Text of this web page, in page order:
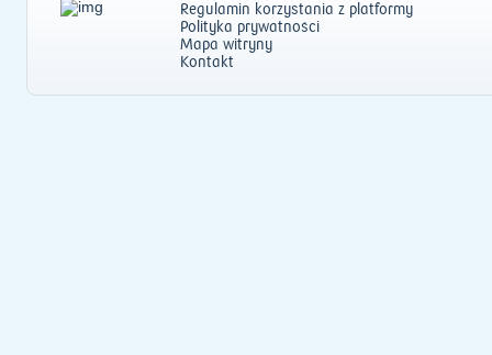
Regulamin korzystania z platformy
Polityka prywatności
Mapa witryny
Kontakt